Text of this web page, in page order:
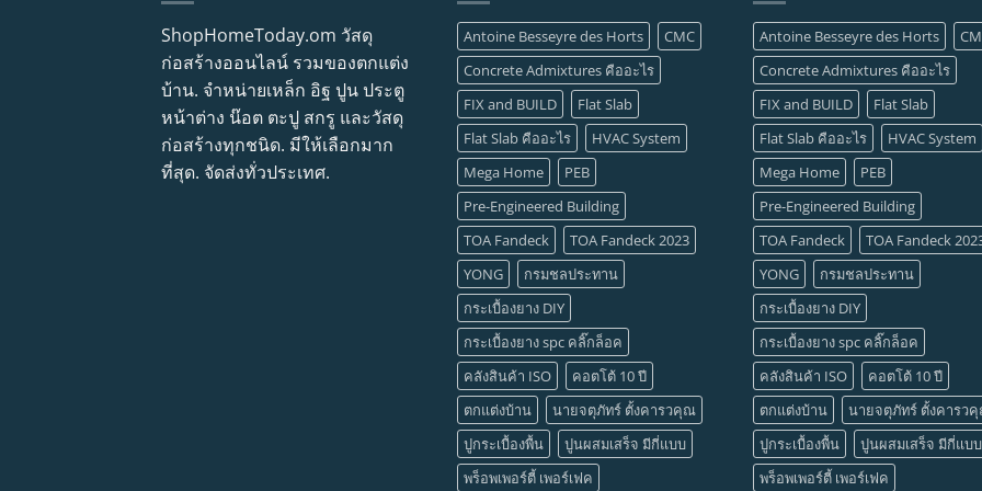
ShopHomeToday.om วัสดุ
ก่อสร้างออนไลน์ รวมของตกแต่ง
บ้าน. จำหน่ายเหล็ก อิฐ ปูน ประตู
หน้าต่าง น๊อต ตะปู สกรู และวัสดุ
ก่อสร้างทุกชนิด. มีให้เลือกมาก
ที่สุด. จัดส่งทั่วประเทศ.
Antoine Besseyre des Horts
CMC
Concrete Admixtures คืออะไร
FIX and BUILD
Flat Slab
Flat Slab คืออะไร
HVAC System
Mega Home
PEB
Pre-Engineered Building
TOA Fandeck
TOA Fandeck 2023
YONG
กรมชลประทาน
กระเบื้องยาง DIY
กระเบื้องยาง spc คลิ๊กล็อค
คลังสินค้า ISO
คอตโต้ 10 ปี
ตกแต่งบ้าน
นายจตุภัทร์ ตั้งคารวคุณ
ปูกระเบื้องพื้น
ปูนผสมเสร็จ มีกี่แบบ
พร็อพเพอร์ตี้ เพอร์เฟค
Antoine Besseyre des Horts
Concrete Admixtures คืออะไร
FIX and BUILD
Flat Slab
Flat Slab คืออะไร
HVAC System
Mega Home
PEB
Pre-Engineered Building
TOA Fandeck
TOA Fandeck
YONG
กรมชลประทาน
กระเบื้องยาง DIY
กระเบื้องยาง spc คลิ๊กล็อค
คลังสินค้า ISO
คอตโต้ 10 ปี
ตกแต่งบ้าน
นายจตุภัทร์ ตั้งคารว
ปูกระเบื้องพื้น
ปูนผสมเสร็จ มีกี่แบบ
พร็อพเพอร์ตี้ เพอร์เฟค